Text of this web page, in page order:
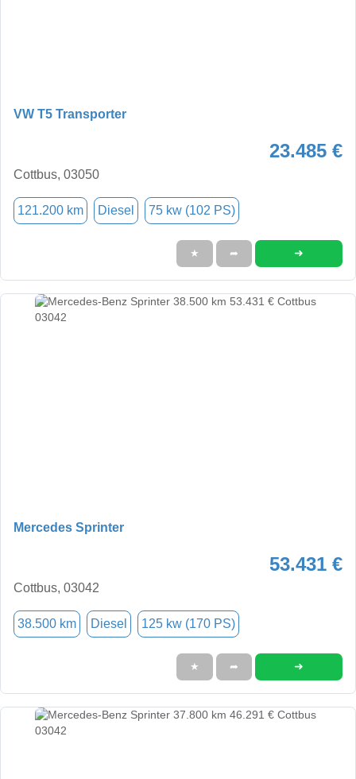
VW T5 Transporter
23.485 €
Cottbus, 03050
121.200 km Diesel 75 kw (102 PS)
★ ➦ ➜
Mercedes Sprinter
53.431 €
Cottbus, 03042
38.500 km Diesel 125 kw (170 PS)
★ ➦ ➜